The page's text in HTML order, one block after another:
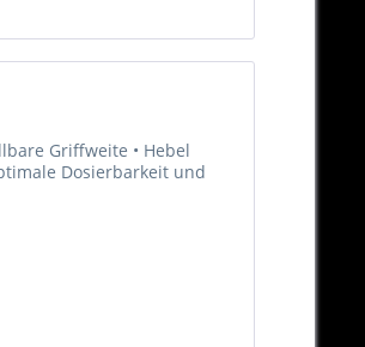
Griffweite • Hebel
Dosierbarkeit und